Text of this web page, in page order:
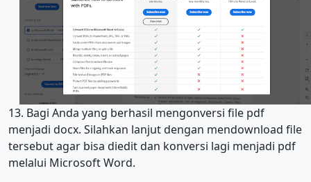
13. Bagi Anda yang berhasil mengonversi file pdf
menjadi docx. Silahkan lanjut dengan mendownload file
tersebut agar bisa diedit dan konversi lagi menjadi pdf
melalui Microsoft Word.